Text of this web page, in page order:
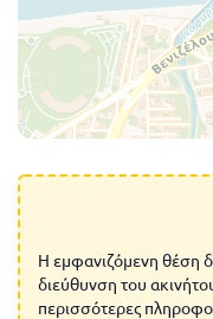
Η εμφανιζόμενη θέση
διεύθυνση του
περισσότερες